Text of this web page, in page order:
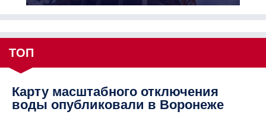
ТОП
Карту масштабного отключения
воды опубликовали в Воронеже